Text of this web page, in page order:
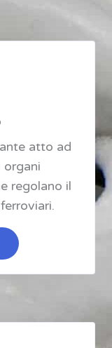
atto ad
organi
regolano il